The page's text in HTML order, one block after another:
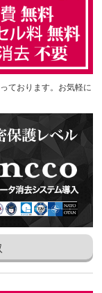
ております。お気軽に